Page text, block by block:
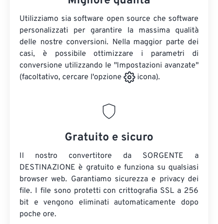
Utilizziamo sia software open source che software
personalizzati per garantire la massima qualità
delle nostre conversioni. Nella maggior parte dei
casi, è possibile ottimizzare i parametri di
conversione utilizzando le "Impostazioni avanzate"
(facoltativo, cercare l'opzione
icona).
Gratuito e sicuro
Il nostro convertitore da SORGENTE a
DESTINAZIONE è gratuito e funziona su qualsiasi
browser web. Garantiamo sicurezza e privacy dei
file. I file sono protetti con crittografia SSL a 256
bit e vengono eliminati automaticamente dopo
poche ore.